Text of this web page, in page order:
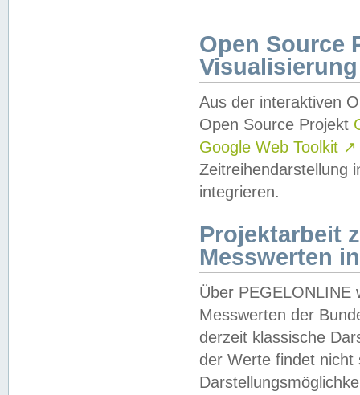
Open Source
Visualisierung
Aus der interaktiven
Open Source Projekt
Google Web Toolkit ↗
Zeitreihendarstellung
integrieren.
Projektarbeit
Messwerten
Über PEGELONLINE
Messwerten der
derzeit klassische
der Werte findet